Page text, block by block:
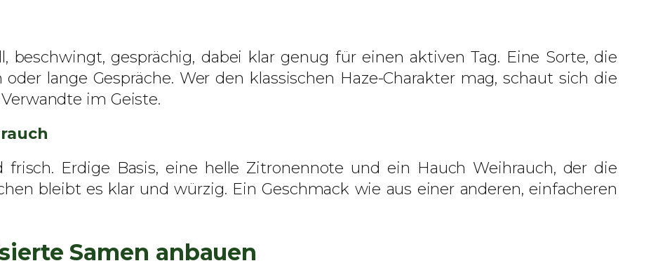
M
e
beschwingt, gesprächig, dabei klar genug für einen aktiven Tag. Eine Sorte, die
lange Gespräche. Wer den klassischen Haze-Charakter mag, schaut sich die
im Geiste.
Erdige Basis, eine helle Zitronennote und ein Hauch Weihrauch, der die
bleibt es klar und würzig. Ein Geschmack wie aus einer anderen, einfacheren
Samen anbauen